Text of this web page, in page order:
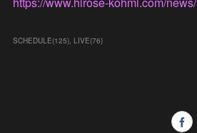
SCHEDULE(125) LIVE(76)